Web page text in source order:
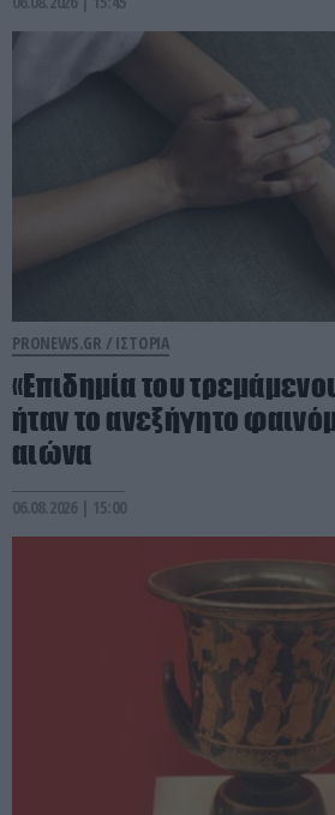
PRONEWS.GR / ΙΣΤΟΡΙΑ
«Επιδημία του
ήταν το ανεξήγητο
αιώνα
06.08.2026 | 15:00